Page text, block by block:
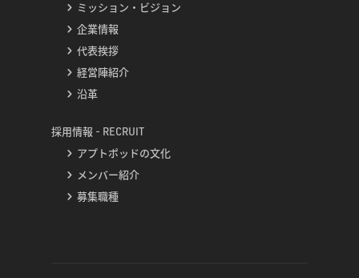
ミッション・ビジョン
企業情報
代表挨拶
経営陣紹介
沿革
採用情報 - RECRUIT
アプトポッドの文化
メンバー紹介
募集職種